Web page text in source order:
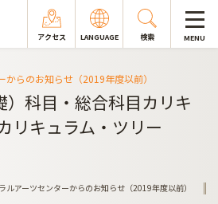
アクセス LANGUAGE 検索 MENU
らのお知らせ（2019年度以前）
）科目・総合科目カリキ
リキュラム・ツリー
ルアーツセンターからのお知らせ（2019年度以前）